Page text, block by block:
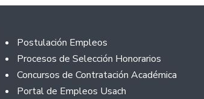
Rodapé
Postulación Empleos
Procesos de Selección Honorarios
Concursos de Contratación Académica
Portal de Empleos Usach